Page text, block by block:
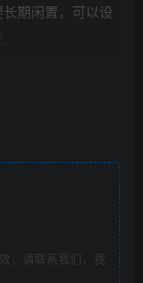
期闲置，可以设
证账号安全，建
启两步验证，设
登录需要验证码
道登录密码是
请放心使用！
，请联系我们，我